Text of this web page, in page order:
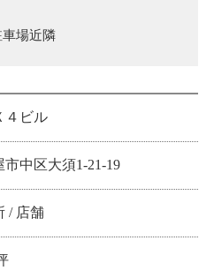
場近隣
４ビル
市中区大須1-21-19
/ 店舗